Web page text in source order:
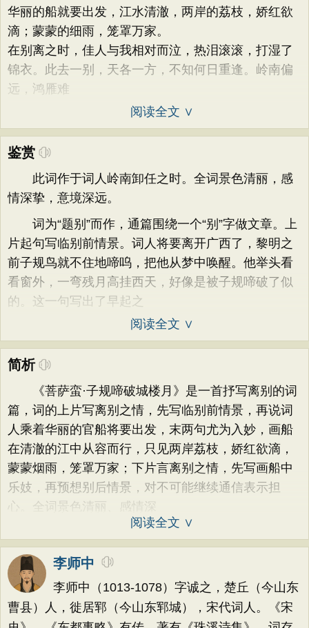
华丽的船就要出发，江水清澈，两岸的荔枝，娇红欲
滴；蒙蒙的细雨，笼罩万家。
在别离之时，佳人与我相对而泣，热泪滚滚，打湿了
锦衣。此去一别，天各一方，不知何日重逢。岭南偏
远，鸿雁难
阅读全文 ∨
鉴赏
此词作于词人岭南卸任之时。全词景色清丽，感
情深挚，意境深远。
词为“题别”而作，通篇围绕一个“别”字做文章。上
片起句写临别前情景。词人将要离开广西了，黎明之
前子规鸟就不住地啼呜，把他从梦中唤醒。他举头看
看窗外，一弯残月高挂西天，好像是被子规啼破了似
的。这一句写出了早起之
阅读全文 ∨
简析
《菩萨蛮·子规啼破城楼月》是一首抒写离别的词
篇，词的上片写离别之情，先写临别前情景，再说词
人乘着华丽的官船将要出发，末两句尤为入妙，画船
在清澈的江中从容而行，只见两岸荔枝，娇红欲滴，
蒙蒙烟雨，笼罩万家；下片言离别之情，先写画船中
乐妓，再预想别后情景，对不可能继续通信表示担
心。全词景色清丽、感情深
阅读全文 ∨
李师中
李师中（1013-1078）字诚之，楚丘（今山东
曹县）人，徙居郓（今山东郓城），宋代词人。《宋